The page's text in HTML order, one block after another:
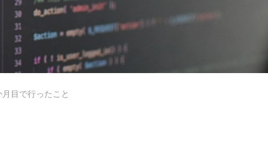
【業務委託】Webデザイナー
目で行ったこと